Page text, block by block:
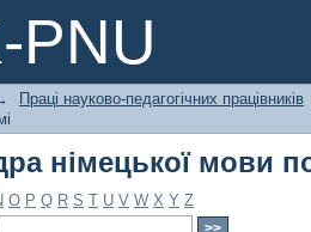
PNU
німецької мови
Праці науково-педагогічних працівників
німецької мови
O P Q R S T U V W X Y Z